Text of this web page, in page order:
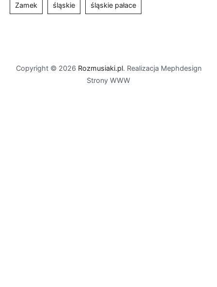
Zamek śląskie śląskie pałace
Copyright © 2026 Rozmusiaki.pl. Realizacja Mephdesign
Strony WWW